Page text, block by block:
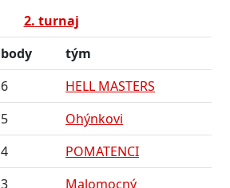
2. turnaj
body
tým
6
HELL MASTERS
5
Ohýnkovi
4
POMATENCI
3
Malomocný